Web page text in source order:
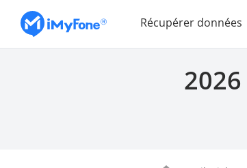
Récupérer données